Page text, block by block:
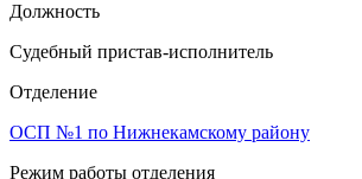
Должность
Судебный пристав-исполнитель
Отделение
ОСП №1 по Нижнекамскому району
Режим работы отделения